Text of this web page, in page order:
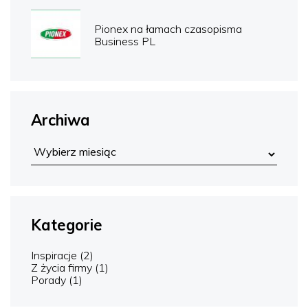
Pionex na łamach czasopisma
Business PL
Archiwa
Kategorie
Inspiracje (2)
Z życia firmy (1)
Porady (1)